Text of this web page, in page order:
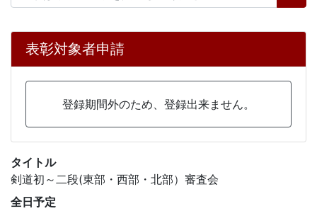
タイトル
剣道初～二段(東部・西部・北部）審査会
全日予定
表彰対象者申請
登録期間外のため、登録出来ません。